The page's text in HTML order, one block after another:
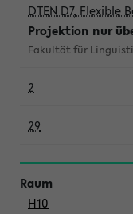
DTEN D7, Flexible
Projektion nur
Fakultät für
2
29
H10